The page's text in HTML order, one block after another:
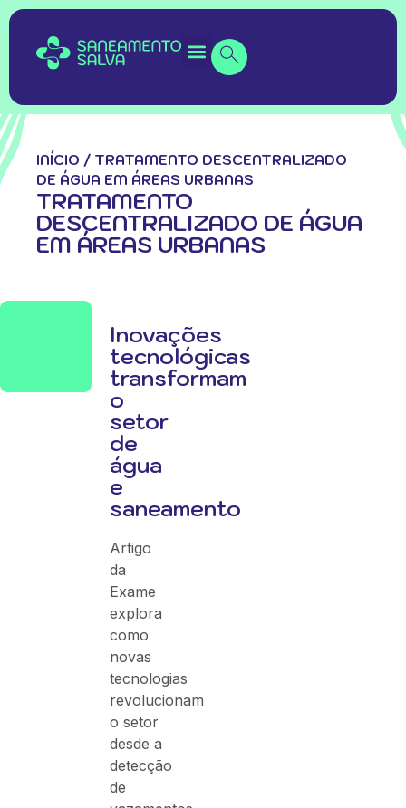
INÍCIO / TRATAMENTO DESCENTRALIZADO
DE ÁGUA EM ÁREAS URBANAS
TRATAMENTO
DESCENTRALIZADO DE ÁGUA
EM ÁREAS URBANAS
Inovações
tecnológicas
transformam
o
setor
de
água
e
saneamento
Artigo
da
Exame
explora
como
novas
tecnologias
revolucionam
o setor
desde a
detecção
de